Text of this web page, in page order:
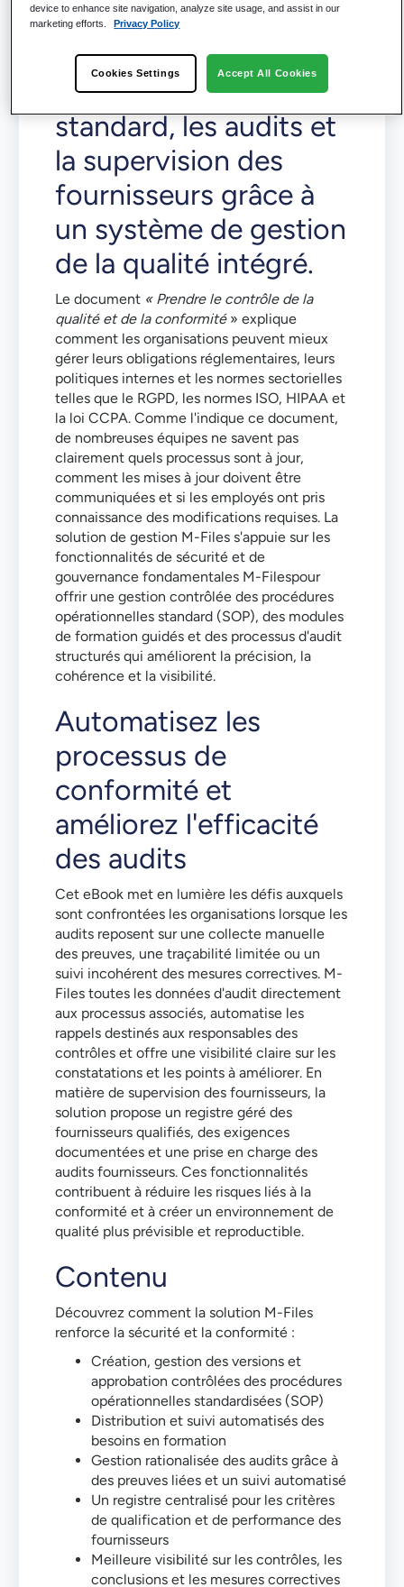
Renforcez les
procédures
opérationnelles
standard, les audits et
la supervision des
fournisseurs grâce à
un système de gestion
de la qualité intégré.
Le document « Prendre le contrôle de la
qualité et de la conformité» explique
comment les organisations peuvent mieux
gérer leurs obligations réglementaires, leurs
politiques internes et les normes sectorielles
telles que le RGPD, les normes ISO, HIPAA et
la loi CCPA. Comme l'indique ce document,
de nombreuses équipes ne savent pas
clairement quels processus sont à jour,
comment les mises à jour doivent être
communiquées et si les employés ont pris
connaissance des modifications requises. La
solution de gestion M-Files s'appuie sur les
fonctionnalités de sécurité et de
gouvernance fondamentales M-Filespour
offrir une gestion contrôlée des procédures
opérationnelles standard (SOP), des modules
de formation guidés et des processus d'audit
structurés qui améliorent la précision, la
cohérence et la visibilité.
Automatisez les
processus de
conformité et
améliorez l'efficacité
des audits
Cet eBook met en lumière les défis auxquels
sont confrontées les organisations lorsque les
audits reposent sur une collecte manuelle
des preuves, une traçabilité limitée ou un
suivi incohérent des mesures correctives. M-
Files toutes les données d'audit directement
aux processus associés, automatise les
rappels destinés aux responsables des
contrôles et offre une visibilité claire sur les
constatations et les points à améliorer. En
matière de supervision des fournisseurs, la
solution propose un registre géré des
fournisseurs qualifiés, des exigences
documentées et une prise en charge des
audits fournisseurs. Ces fonctionnalités
contribuent à réduire les risques liés à la
conformité et à créer un environnement de
qualité plus prévisible et reproductible.
Contenu
Découvrez comment la solution M-Files
renforce la sécurité et la conformité :
Création, gestion des versions et
approbation contrôlées des procédures
opérationnelles standardisées (SOP)
Distribution et suivi automatisés des
besoins en formation
Gestion rationalisée des audits grâce à
des preuves liées et un suivi automatisé
Un registre centralisé pour les critères
de qualification et de performance des
fournisseurs
Meilleure visibilité sur les contrôles, les
conclusions et les mesures correctives
device to enhance site navigation, analyze site usage, and assist in our
marketing efforts.
Privacy Policy
Cookies Settings Accept All Cookies